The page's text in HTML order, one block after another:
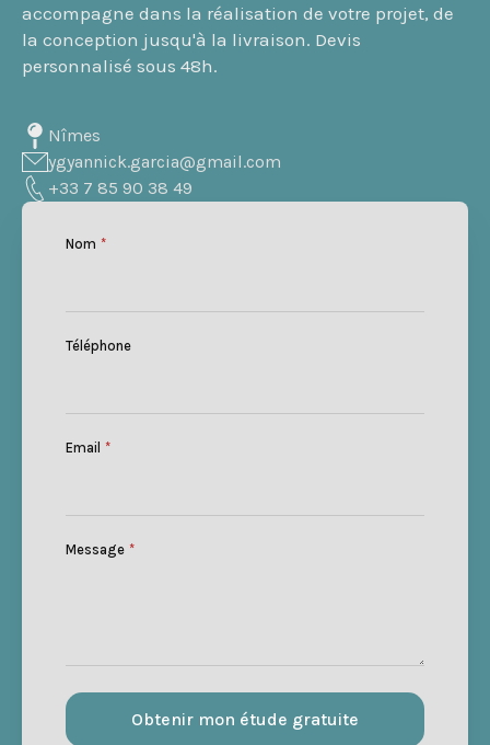
accompagne dans la réalisation de votre projet, de
la conception jusqu'à la livraison. Devis
personnalisé sous 48h.
Nîmes
ygyannick.garcia@gmail.com
+33 7 85 90 38 49
Nom *
Téléphone
Email *
Message *
Obtenir mon étude gratuite